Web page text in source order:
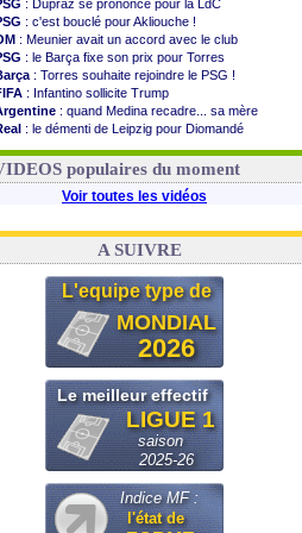
: Dupraz se prononce pour la LdC
: c'est bouclé pour Akliouche !
: Meunier avait un accord avec le club
: le Barça fixe son prix pour Torres
: Torres souhaite rejoindre le PSG !
: Infantino sollicite Trump
: quand Medina recadre... sa mère
: le démenti de Leipzig pour Diomandé
: le conseiller d'Infantino démissionne !
populaires du moment
Voir toutes les vidéos
A SUIVRE
L'equipe type de
MONDIAL
2026
Le meilleur effectif
LIGUE 1
saison
2025-26
Indice MF :
l'état de